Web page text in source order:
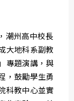
潮州高中校長
大地科系副教
專題演講，與
，鼓勵學生勇
科教中心並實